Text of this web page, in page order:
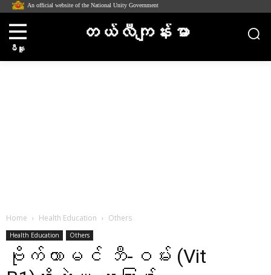
An official website of the National Unity Government
မီနူး
တယ်လီကျန်းမာ
Home Health Education Others
Health Education Others
ဗိုက်တာမင် ဘီ-ဝမ်း (Vit